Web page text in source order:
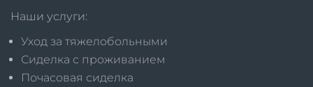
Наши услуги:
Уход за тяжелобольными
Сиделка с проживанием
Почасовая сиделка